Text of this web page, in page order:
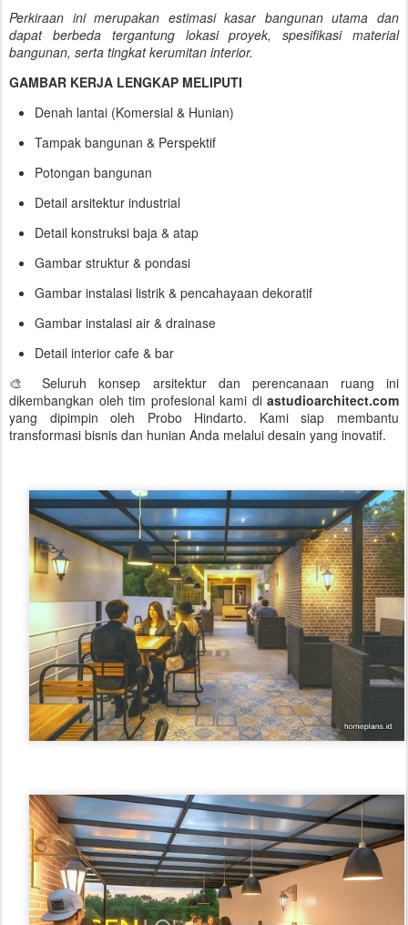
Perkiraan ini merupakan estimasi kasar bangunan utama dan
dapat berbeda tergantung lokasi proyek, spesifikasi material
bangunan, serta tingkat kerumitan interior.
GAMBAR KERJA LENGKAP MELIPUTI
Denah lantai (Komersial & Hunian)
Tampak bangunan & Perspektif
Potongan bangunan
Detail arsitektur industrial
Detail konstruksi baja & atap
Gambar struktur & pondasi
Gambar instalasi listrik & pencahayaan dekoratif
Gambar instalasi air & drainase
Detail interior cafe & bar
🎨 Seluruh konsep arsitektur dan perencanaan ruang ini
dikembangkan oleh tim profesional kami di astudioarchitect.com
yang dipimpin oleh Probo Hindarto. Kami siap membantu
transformasi bisnis dan hunian Anda melalui desain yang inovatif.